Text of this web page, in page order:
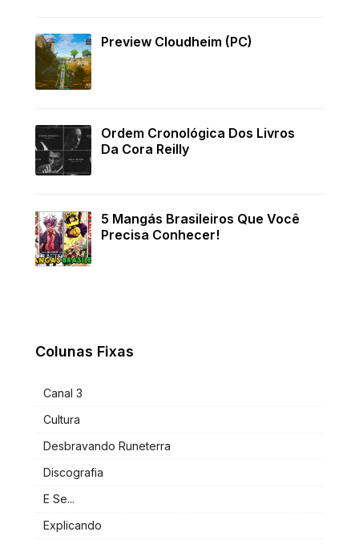
Preview Cloudheim (PC)
Ordem Cronológica Dos Livros
Da Cora Reilly
5 Mangás Brasileiros Que Você
Precisa Conhecer!
Colunas Fixas
Canal 3
Cultura
Desbravando Runeterra
Discografia
E Se...
Explicando